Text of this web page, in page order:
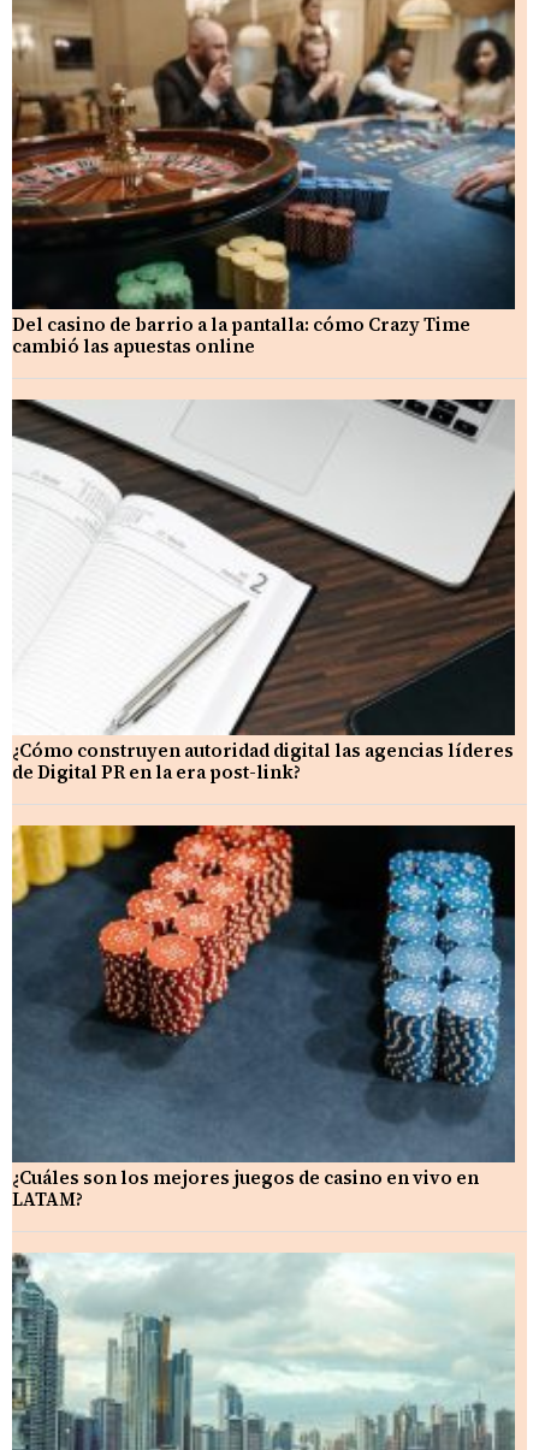
Del casino de barrio a la pantalla: cómo Crazy Time
cambió las apuestas online
¿Cómo construyen autoridad digital las agencias líderes
de Digital PR en la era post-link?
¿Cuáles son los mejores juegos de casino en vivo en
LATAM?